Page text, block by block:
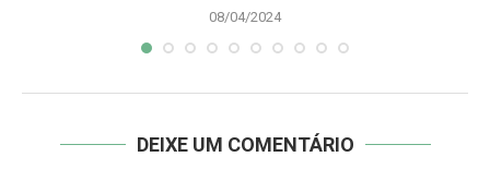
08/04/2024
DEIXE UM COMENTÁRIO